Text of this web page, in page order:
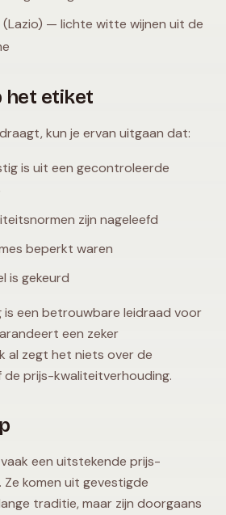
(Lazio) — lichte witte wijnen uit de
het etiket
draagt, kun je ervan uitgaan dat:
is uit een gecontroleerde
zijn nageleefd
beperkt waren
is gekeurd
is een betrouwbare leidraad voor
een zeker
al zegt het niets over de
de prijs-kwaliteitverhouding.
een uitstekende prijs-
komen uit gevestigde
traditie, maar zijn doorgaans